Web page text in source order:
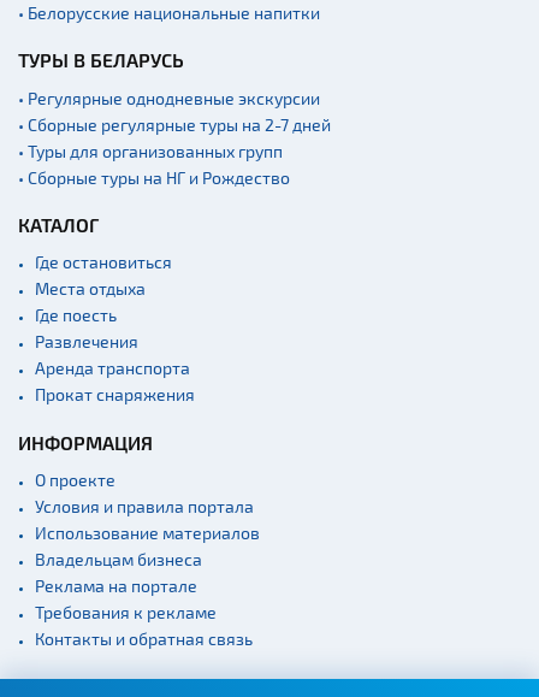
• Белорусские национальные напитки
ТУРЫ В БЕЛАРУСЬ
• Регулярные однодневные экскурсии
• Сборные регулярные туры на 2-7 дней
• Туры для организованных групп
• Сборные туры на НГ и Рождество
КАТАЛОГ
Где остановиться
Места отдыха
Где поесть
Развлечения
Аренда транспорта
Прокат снаряжения
ИНФОРМАЦИЯ
О проекте
Условия и правила портала
Использование материалов
Владельцам бизнеса
Реклама на портале
Требования к рекламе
Контакты и обратная связь